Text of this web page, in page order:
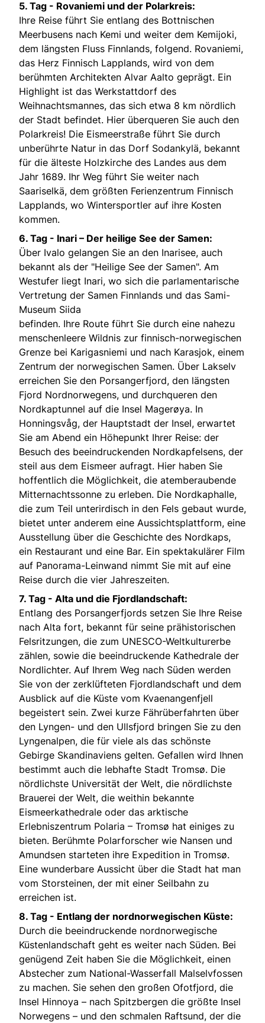
5. Tag - Rovaniemi und der Polarkreis:
Ihre Reise führt Sie entlang des Bottnischen
Meerbusens nach Kemi und weiter dem Kemijoki,
dem längsten Fluss Finnlands, folgend. Rovaniemi,
das Herz Finnisch Lapplands, wird von dem
berühmten Architekten Alvar Aalto geprägt. Ein
Highlight ist das Werkstattdorf des
Weihnachtsmannes, das sich etwa 8 km nördlich
der Stadt befindet. Hier überqueren Sie auch den
Polarkreis! Die Eismeerstraße führt Sie durch
unberührte Natur in das Dorf Sodankylä, bekannt
für die älteste Holzkirche des Landes aus dem
Jahr 1689. Ihr Weg führt Sie weiter nach
Saariselkä, dem größten Ferienzentrum Finnisch
Lapplands, wo Wintersportler auf ihre Kosten
kommen.
6. Tag - Inari – Der heilige See der Samen:
Über Ivalo gelangen Sie an den Inarisee, auch
bekannt als der "Heilige See der Samen". Am
Westufer liegt Inari, wo sich die parlamentarische
Vertretung der Samen Finnlands und das Sami-
Museum Siida
befinden. Ihre Route führt Sie durch eine nahezu
menschenleere Wildnis zur finnisch-norwegischen
Grenze bei Karigasniemi und nach Karasjok, einem
Zentrum der norwegischen Samen. Über Lakselv
erreichen Sie den Porsangerfjord, den längsten
Fjord Nordnorwegens, und durchqueren den
Nordkaptunnel auf die Insel Magerøya. In
Honningsvåg, der Hauptstadt der Insel, erwartet
Sie am Abend ein Höhepunkt Ihrer Reise: der
Besuch des beeindruckenden Nordkapfelsens, der
steil aus dem Eismeer aufragt. Hier haben Sie
hoffentlich die Möglichkeit, die atemberaubende
Mitternachtssonne zu erleben. Die Nordkaphalle,
die zum Teil unterirdisch in den Fels gebaut wurde,
bietet unter anderem eine Aussichtsplattform, eine
Ausstellung über die Geschichte des Nordkaps,
ein Restaurant und eine Bar. Ein spektakulärer Film
auf Panorama-Leinwand nimmt Sie mit auf eine
Reise durch die vier Jahreszeiten.
7. Tag - Alta und die Fjordlandschaft:
Entlang des Porsangerfjords setzen Sie Ihre Reise
nach Alta fort, bekannt für seine prähistorischen
Felsritzungen, die zum UNESCO-Weltkulturerbe
zählen, sowie die beeindruckende Kathedrale der
Nordlichter. Auf Ihrem Weg nach Süden werden
Sie von der zerklüfteten Fjordlandschaft und dem
Ausblick auf die Küste vom Kvaenangenfjell
begeistert sein. Zwei kurze Fährüberfahrten über
den Lyngen- und den Ullsfjord bringen Sie zu den
Lyngenalpen, die für viele als das schönste
Gebirge Skandinaviens gelten. Gefallen wird Ihnen
bestimmt auch die lebhafte Stadt Tromsø. Die
nördlichste Universität der Welt, die nördlichste
Brauerei der Welt, die weithin bekannte
Eismeerkathedrale oder das arktische
Erlebniszentrum Polaria – Tromsø hat einiges zu
bieten. Berühmte Polarforscher wie Nansen und
Amundsen starteten ihre Expedition in Tromsø.
Eine wunderbare Aussicht über die Stadt hat man
vom Storsteinen, der mit einer Seilbahn zu
erreichen ist.
8. Tag - Entlang der nordnorwegischen Küste:
Durch die beeindruckende nordnorwegische
Küstenlandschaft geht es weiter nach Süden. Bei
genügend Zeit haben Sie die Möglichkeit, einen
Abstecher zum National-Wasserfall Malselvfossen
zu machen. Sie sehen den großen Ofotfjord, die
Insel Hinnoya – nach Spitzbergen die größte Insel
Norwegens – und den schmalen Raftsund, der die